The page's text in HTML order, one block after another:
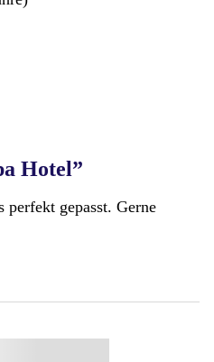
Hotel”
gepasst. Gerne